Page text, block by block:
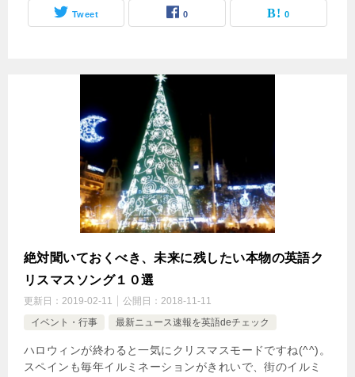
Tweet 0 0
絶対聞いておくべき、未来に残したい本物の英語ク
リスマスソング１０選
更新日： 2019-02-11 公開日： 2018-11-11
イベント・行事
最新ニュース速報を英語deチェック
ハロウィンが終わると一気にクリスマスモードですね(^^)。
スペインも毎年イルミネーションがきれいで、街のイルミ